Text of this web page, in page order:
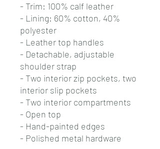
- Trim: 100% calf leather
- Lining: 60% cotton, 40%
polyester
- Leather top handles
- Detachable, adjustable
shoulder strap
- Two interior zip pockets, two
interior slip pockets
- Two interior compartments
- Open top
- Hand-painted edges
- Polished metal hardware